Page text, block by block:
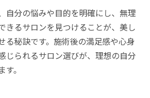
自分の悩みや目的を明確にし、無理
きるサロンを見つけることが、美し
る秘訣です。施術後の満足感や心身
じられるサロン選びが、理想の自分
。